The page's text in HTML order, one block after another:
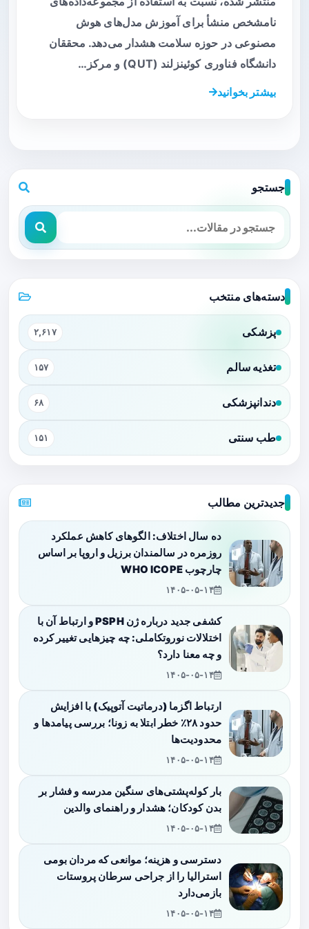
نامشخص منشأ برای آموزش مدل‌های هوش
مصنوعی در حوزه سلامت هشدار می‌دهد. محققان
دانشگاه فناوری کوئینزلند (QUT) و مرکز…
بیشتر بخوانید
جستجو
دسته‌های منتخب
پزشکی ۲,۶۱۷
تغذیه سالم ۱۵۷
دندانپزشکی ۶۸
طب سنتی ۱۵۱
جدیدترین مطالب
ده سال اختلاف: الگوهای کاهش عملکرد
روزمره در سالمندان برزیل و اروپا بر اساس
چارچوب WHO ICOPE
۱۴۰۵-۰۵-۱۴
کشفی جدید درباره ژن PSPH و ارتباط آن با
اختلالات نوروتکاملی: چه چیزهایی تغییر کرده
و چه معنا دارد؟
۱۴۰۵-۰۵-۱۴
ارتباط اگزما (درماتیت آتوپیک) با افزایش
حدود ۲۸٪ خطر ابتلا به زونا؛ بررسی پیامدها و
محدودیت‌ها
۱۴۰۵-۰۵-۱۴
بار کوله‌پشتی‌های سنگین مدرسه و فشار بر
بدن کودکان؛ هشدار و راهنمای والدین
۱۴۰۵-۰۵-۱۴
دسترسی و هزینه؛ موانعی که مردان بومی
استرالیا را از جراحی سرطان پروستات
بازمی‌دارد
۱۴۰۵-۰۵-۱۴